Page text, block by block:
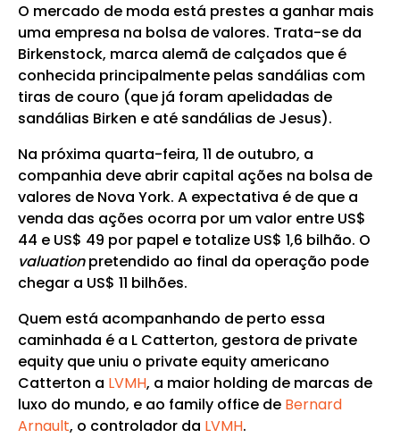
O mercado de moda está prestes a ganhar mais
uma empresa na bolsa de valores. Trata-se da
Birkenstock, marca alemã de calçados que é
conhecida principalmente pelas sandálias com
tiras de couro (que já foram apelidadas de
sandálias Birken e até sandálias de Jesus).
Na próxima quarta-feira, 11 de outubro, a
companhia deve abrir capital ações na bolsa de
valores de Nova York. A expectativa é de que a
venda das ações ocorra por um valor entre US$
44 e US$ 49 por papel e totalize US$ 1,6 bilhão. O
valuationpretendido ao final da operação pode
chegar a US$ 11 bilhões.
Quem está acompanhando de perto essa
caminhada é a L Catterton, gestora de private
equity que uniu o private equity americano
Catterton a LVMH, a maior holding de marcas de
luxo do mundo, e ao family office de Bernard
Arnault, o controlador da LVMH.